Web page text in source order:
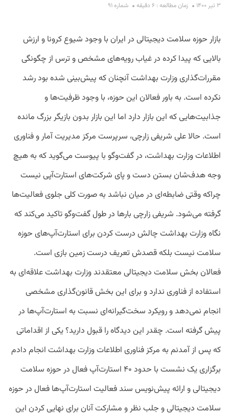
۳ تیر ۱۴۰۰ زمان مطالعه : ۶ دقیقه شماره ۹۱
بازار حوزه سلامت دیجیتالی در ایران با وجود شیوع کرونا و ارزش
بالایی که پیدا کرده در غیاب رویه‌های مشخص و ترس از چگونگی
مقررات‌گذاری وزارت بهداشت آنچنان که پیش‌بینی شده بود رشد
نکرده است. به باور فعالان این حوزه، با وجود ظرفیت‌ها و
جذابیت‌هایی که این بازار دارد اما این بازار بدون بازیگر بزرگ مانده
است. حالا علی شریفی زارچی، سرپرست مرکز مدیریت آمار و فناوری
اطلاعات وزارت بهداشت، در گفت‌وگو با پیوست می‌گوید که به هیچ
وجه هدف‌شان بستن دست و پای شرکت‌های استارت‌آپی نیست
چراکه وقتی ضابطه‌ای در میان نباشد به صورت کلی جلوی فعالیت‌ها
گرفته می‌شود. شریفی زارچی بارها در طول گفت‌وگو تاکید می‌کند که
نگاه وزارت بهداشت چالش درست کردن برای استارت‌آپ‌های حوزه
سلامت نیست بلکه قصدش تعریف درست زمین بازی است.
فعالان بخش سلامت دیجیتالی معتقدند وزارت بهداشت علاقه‌ای به
استفاده از فناوری ندارد و برای این بخش قانون‌گذاری مشخصی
انجام نمی‌دهد و رویکرد سخت‌گیرانه‌ای نسبت به استارت‌آپ‌ها در
پیش گرفته است. چقدر این دیدگاه را قبول دارید؟ یکی از اقداماتی
که پس از آمدنم به مرکز فناوری اطلاعات وزارت بهداشت انجام دادم
برگزاری یک نشست با حدود ۴۰ استارت‌آپ فعال در حوزه سلامت
دیجیتالی و ارائه پیش‌نویس سند فعالیت استارت‌آپ‌ها فعال در حوزه
سلامت دیجیتالی و جلب نظر و مشارکت آنان برای نهایی کردن این